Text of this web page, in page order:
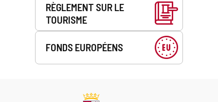
RÈGLEMENT SUR LE
TOURISME
FONDS EUROPÉENS